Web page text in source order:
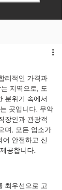
리적인 가격과
지역으로, 도
분위기 속에서
곳입니다. 무악
장인과 관광객
며, 모든 업소가
어 안전하고 신
공합니다.
최우선으로 고